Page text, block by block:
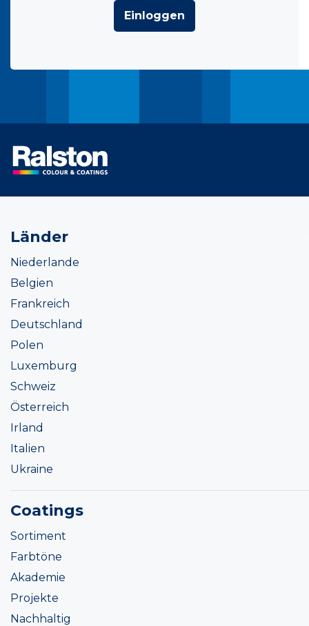
Einloggen
Länder
Niederlande
Belgien
Frankreich
Deutschland
Polen
Luxemburg
Schweiz
Österreich
Irland
Italien
Ukraine
Coatings
Sortiment
Farbtöne
Akademie
Projekte
Nachhaltig